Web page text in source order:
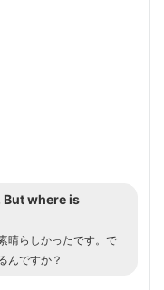
where is
晴らしかったです。で
んですか？